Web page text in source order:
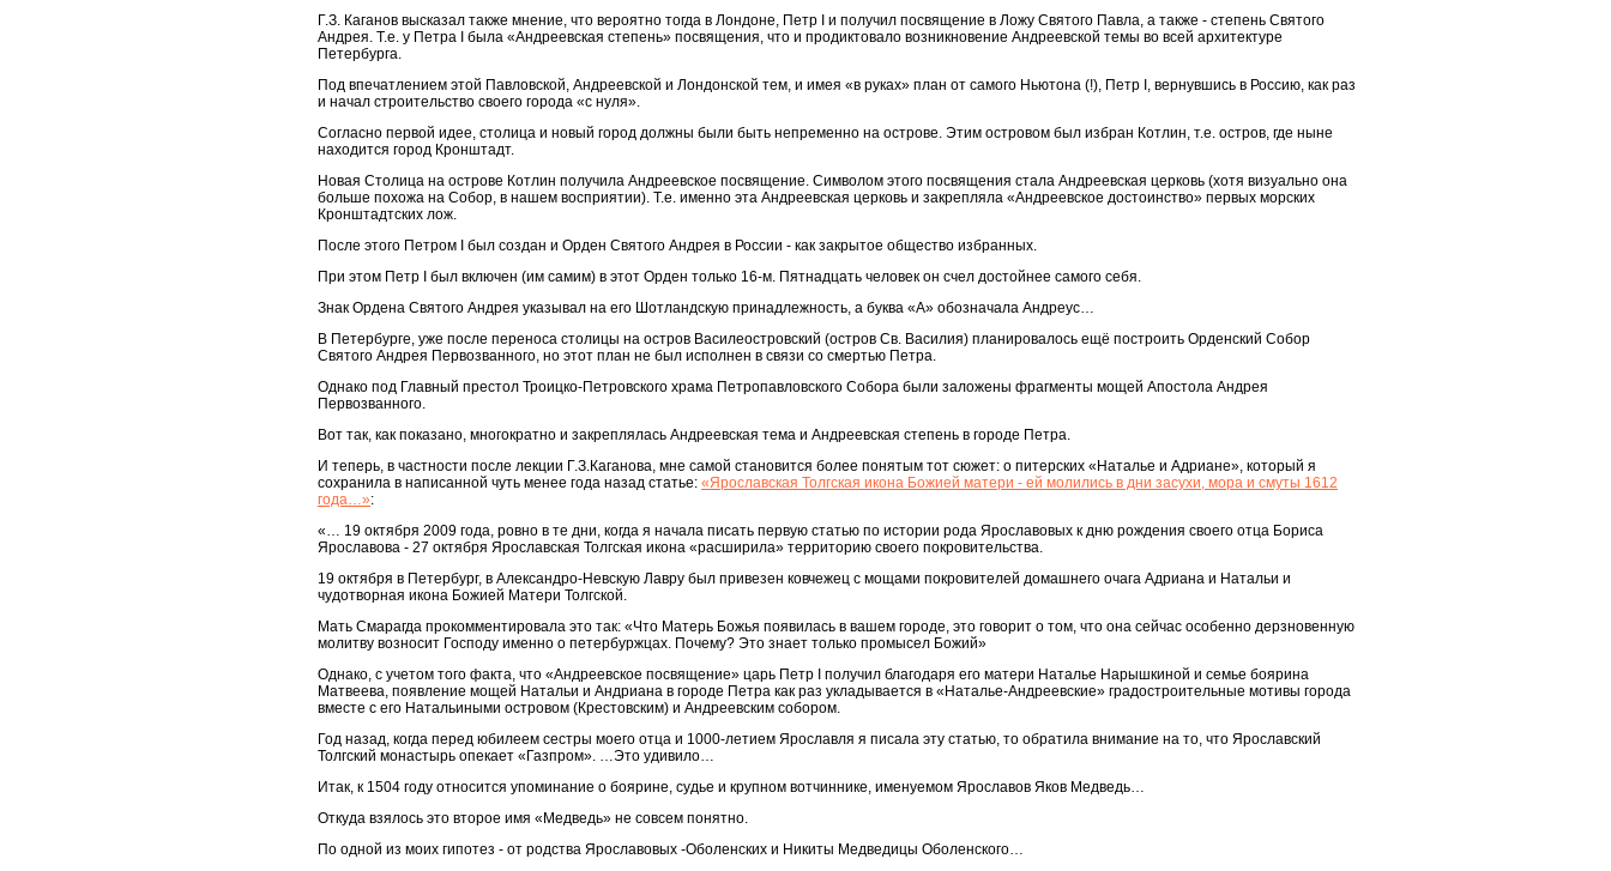
Г.З. Каганов высказал также мнение, что вероятно тогда в Лондоне, Петр I и получил посвящение в Ложу Святого Павла, а также - степень Святого
Андрея. Т.е. у Петра I была «Андреевская степень» посвящения, что и продиктовало возникновение Андреевской темы во всей архитектуре
Петербурга.
Под впечатлением этой Павловской, Андреевской и Лондонской тем, и имея «в руках» план от самого Ньютона (!), Петр I, вернувшись в Россию, как раз
и начал строительство своего города «с нуля».
Согласно первой идее, столица и новый город должны были быть непременно на острове. Этим островом был избран Котлин, т.е. остров, где ныне
находится город Кронштадт.
Новая Столица на острове Котлин получила Андреевское посвящение. Символом этого посвящения стала Андреевская церковь (хотя визуально она
больше похожа на Собор, в нашем восприятии). Т.е. именно эта Андреевская церковь и закрепляла «Андреевское достоинство» первых морских
Кронштадтских лож.
После этого Петром I был создан и Орден Святого Андрея в России - как закрытое общество избранных.
При этом Петр I был включен (им самим) в этот Орден только 16-м. Пятнадцать человек он счел достойнее самого себя.
Знак Ордена Святого Андрея указывал на его Шотландскую принадлежность, а буква «А» обозначала Андреус…
В Петербурге, уже после переноса столицы на остров Василеостровский (остров Св. Василия) планировалось ещё построить Орденский Собор
Святого Андрея Первозванного, но этот план не был исполнен в связи со смертью Петра.
Однако под Главный престол Троицко-Петровского храма Петропавловского Собора были заложены фрагменты мощей Апостола Андрея
Первозванного.
Вот так, как показано, многократно и закреплялась Андреевская тема и Андреевская степень в городе Петра.
И теперь, в частности после лекции Г.З.Каганова, мне самой становится более понятым тот сюжет: о питерских «Наталье и Адриане», который я
сохранила в написанной чуть менее года назад статье: «Ярославская Толгская икона Божией матери - ей молились в дни засухи, мора и смуты 1612
года…»:
«… 19 октября 2009 года, ровно в те дни, когда я начала писать первую статью по истории рода Ярославовых к дню рождения своего отца Бориса
Ярославова - 27 октября Ярославская Толгская икона «расширила» территорию своего покровительства.
19 октября в Петербург, в Александро-Невскую Лавру был привезен ковчежец с мощами покровителей домашнего очага Адриана и Натальи и
чудотворная икона Божией Матери Толгской.
Мать Смарагда прокомментировала это так: «Что Матерь Божья появилась в вашем городе, это говорит о том, что она сейчас особенно дерзновенную
молитву возносит Господу именно о петербуржцах. Почему? Это знает только промысел Божий»
Однако, с учетом того факта, что «Андреевское посвящение» царь Петр I получил благодаря его матери Наталье Нарышкиной и семье боярина
Матвеева, появление мощей Натальи и Андриана в городе Петра как раз укладывается в «Наталье-Андреевские» градостроительные мотивы города
вместе с его Натальиными островом (Крестовским) и Андреевским собором.
Год назад, когда перед юбилеем сестры моего отца и 1000-летием Ярославля я писала эту статью, то обратила внимание на то, что Ярославский
Толгский монастырь опекает «Газпром». …Это удивило…
Итак, к 1504 году относится упоминание о боярине, судье и крупном вотчиннике, именуемом Ярославов Яков Медведь…
Откуда взялось это второе имя «Медведь» не совсем понятно.
По одной из моих гипотез - от родства Ярославовых -Оболенских и Никиты Медведицы Оболенского…